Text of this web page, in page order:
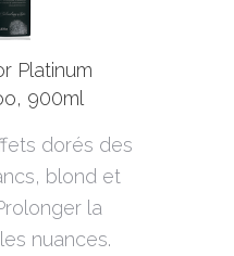
Platinum
900ml
dorés des
blond et
la
nuances.